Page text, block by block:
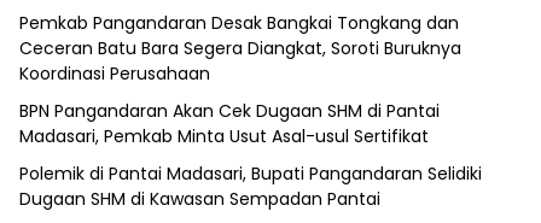
Pemkab Pangandaran Desak Bangkai Tongkang dan
Ceceran Batu Bara Segera Diangkat, Soroti Buruknya
Koordinasi Perusahaan
BPN Pangandaran Akan Cek Dugaan SHM di Pantai
Madasari, Pemkab Minta Usut Asal-usul Sertifikat
Polemik di Pantai Madasari, Bupati Pangandaran Selidiki
Dugaan SHM di Kawasan Sempadan Pantai